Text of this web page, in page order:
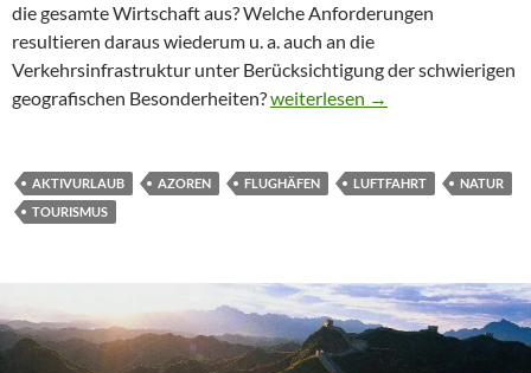
die gesamte Wirtschaft aus? Welche Anforderungen
resultieren daraus wiederum u. a. auch an die
Verkehrsinfrastruktur unter Berücksichtigung der schwierigen
geografischen Besonderheiten?DIE AZOREN – MEHR ALS
weiterlesen →
AKTIVURLAUB AZOREN FLUGHÄFEN LUFTFAHRT
NATUR
TOURISMUS